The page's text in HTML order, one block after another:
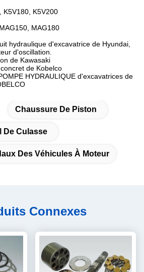
K5V180, K5V200
MAG180
hydraulique d'excavatrice de Hyundai,
d'oscillation.
de Kawasaki
de Kobelco
HYDRAULIQUE d'excavatrices de
Chaussure De Piston
De Culasse
Des Véhicules À Moteur
Connexes